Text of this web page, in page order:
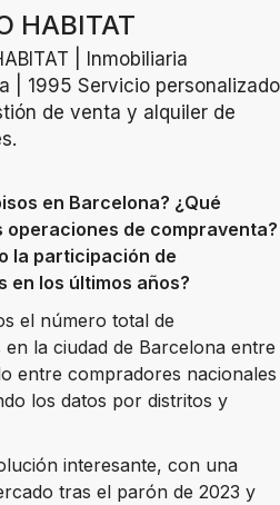
HABITAT
| Inmobiliaria
| 1995 Servicio personalizado
de venta y alquiler de
en Barcelona? ¿Qué
de compraventa?
la participación de
en los últimos años?
el número total de
la ciudad de Barcelona entre
entre compradores nacionales
los datos por distritos y
interesante, con una
tras el parón de 2023 y